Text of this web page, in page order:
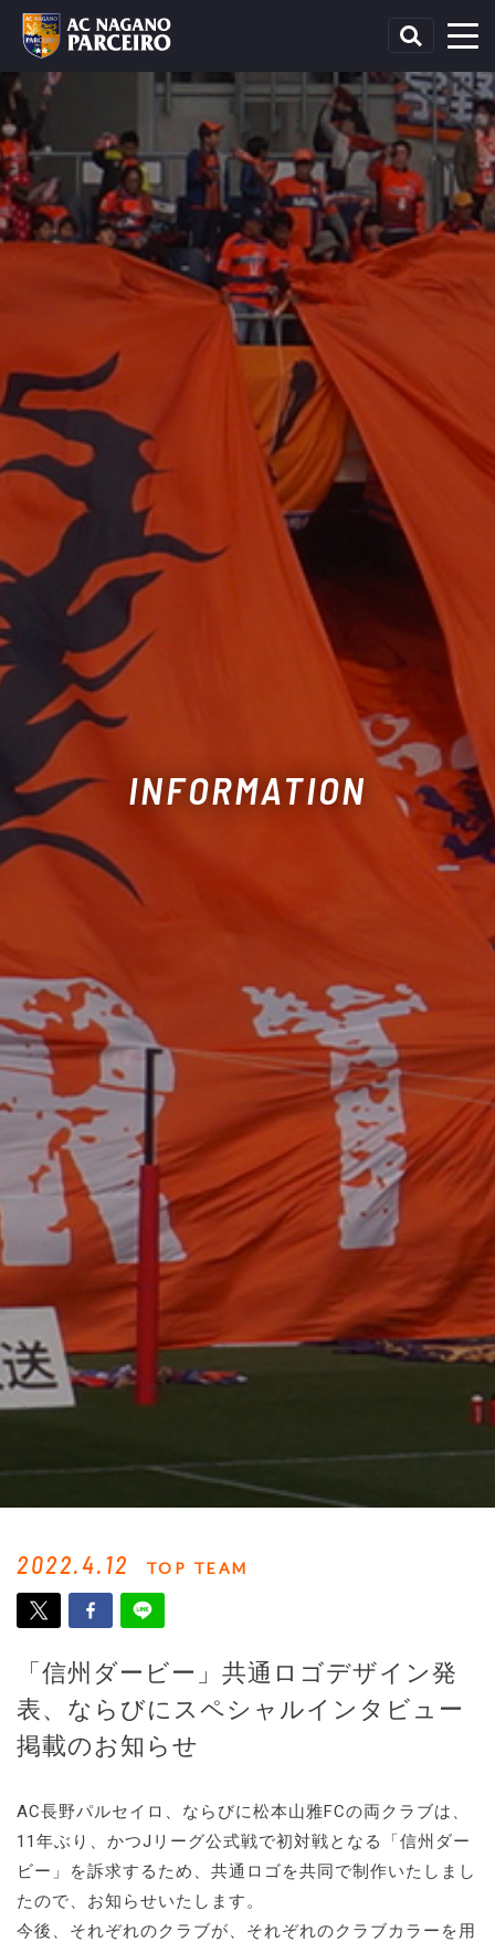
INFORMATION
2022.4.12 TOP TEAM
「信州ダービー」共通ロゴデザイン発
表、ならびにスペシャルインタビュー
掲載のお知らせ
AC長野パルセイロ、ならびに松本山雅FCの両クラブは、
11年ぶり、かつJリーグ公式戦で初対戦となる「信州ダー
ビー」を訴求するため、共通ロゴを共同で制作いたしまし
たので、お知らせいたします。
今後、それぞれのクラブが、それぞれのクラブカラーを用